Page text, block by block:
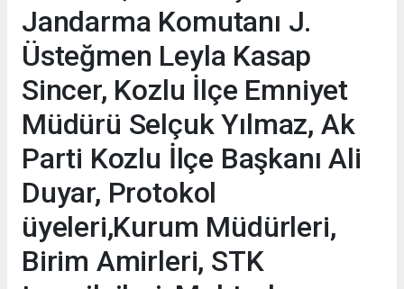
Jandarma Komutanı J.
Üsteğmen Leyla Kasap
Sincer, Kozlu İlçe Emniyet
Müdürü Selçuk Yılmaz, Ak
Parti Kozlu İlçe Başkanı Ali
Duyar, Protokol
üyeleri,Kurum Müdürleri,
Birim Amirleri, STK